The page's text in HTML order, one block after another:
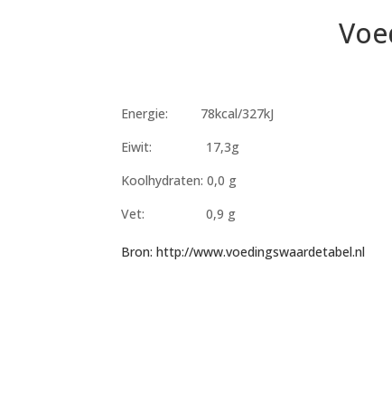
Energie: 78kcal/327kJ
Eiwit: 17,3g
Koolhydraten: 0,0 g
Vet: 0,9 g
Bron: http://www.voedingswaardetabel.nl